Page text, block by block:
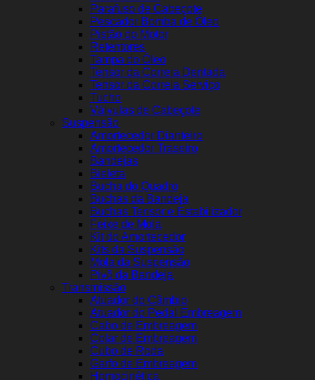
Parafuso de Cabeçote
Pescador Bomba de Óleo
Pistão do Motor
Retentores
Tampa do Óleo
Tensor da Correia Dentada
Tensor da Correia Serviço
Tucho
Válvulas de Cabeçote
Suspensão
Amortecedor Dianteiro
Amortecedor Traseiro
Bandejas
Bieleta
Bucha do Quadro
Buchas da Bandeja
Buchas Tensor e Estabilizador
Feixe de Mola
Kit do Amortecedor
Kits da Suspensão
Mola da Suspensão
Pivô da Bandeja
Transmissão
Atuador do Câmbio
Atuador do Pedal Embreagem
Cabo de Embreagem
Colar de Embreagem
Cubo de Roda
Garfo de Embreagem
Homocinética